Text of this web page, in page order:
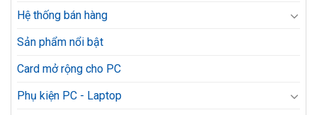
Hệ thống bán hàng
Sản phẩm nổi bật
Card mở rộng cho PC
Phụ kiện PC - Laptop